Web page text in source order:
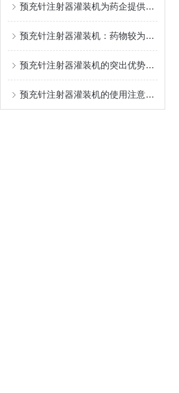
预充针注射器灌装机为药企提供了一种降低污染风险的解决方案
预充针注射器灌装机：药物较为准确灌装的幕后设备
预充针注射器灌装机的突出优势：灌装精度高
预充针注射器灌装机的使用注意事项